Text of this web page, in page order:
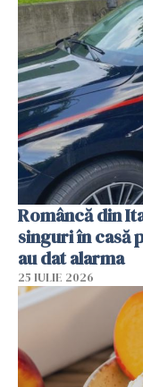
Româncă din
singuri în casă
au dat alarma
25 IULIE 2026